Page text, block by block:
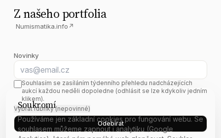
Soukromí
Používáme jen základní cookies pro fungování webu. Se
souhlasem můžeme zapnout i analytiku (Google
Z našeho portfolia
Numismatika.info ↗
Novinky
E-mail
Souhlasím se zasíláním týdenního přehledu nadcházejících
aukcí každou neděli dopoledne (odhlásit se lze kdykoliv jedním
klikem).
Vybrat rubriky (nepovinné)
Odebírat